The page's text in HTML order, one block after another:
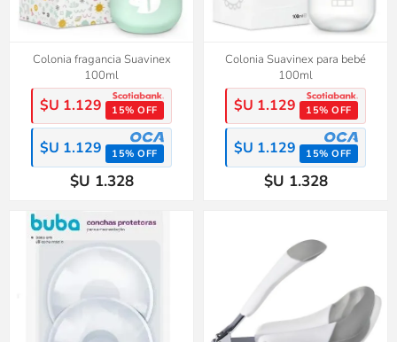
Colonia fragancia Suavinex
100ml
$U 1.129 15% OFF
$U 1.129 15% OFF
$U 1.328
Colonia Suavinex para bebé
100ml
$U 1.129 15% OFF
$U 1.129 15% OFF
$U 1.328